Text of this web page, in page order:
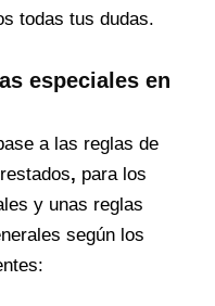
todas tus dudas.
especiales en
a las reglas de
, para los
y unas reglas
según los